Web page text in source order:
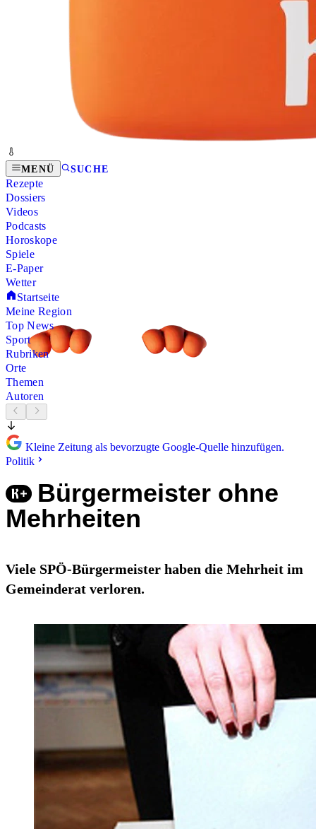
MENÜ SUCHE
Rezepte
Dossiers
Videos
Podcasts
Horoskope
Spiele
E-Paper
Wetter
Startseite
Meine Region
Top News
Sport
Rubriken
Orte
Themen
Autoren
Kleine Zeitung als bevorzugte Google-Quelle hinzufügen.
Politik
Bürgermeister ohne
Mehrheiten
Viele SPÖ-Bürgermeister haben die Mehrheit im
Gemeinderat verloren.